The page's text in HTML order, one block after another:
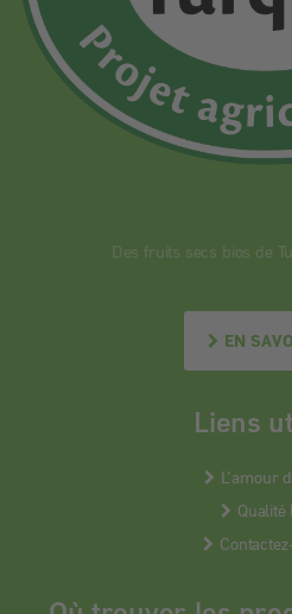
Des fruits secs bios de
EN
Liens
L’amour
Qualité